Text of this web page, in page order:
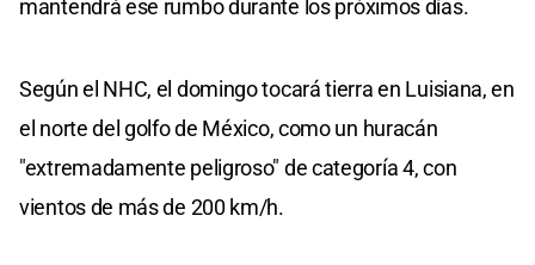
mantendrá ese rumbo durante los próximos días.
Según el NHC, el domingo tocará tierra en Luisiana, en
el norte del golfo de México, como un huracán
"extremadamente peligroso" de categoría 4, con
vientos de más de 200 km/h.